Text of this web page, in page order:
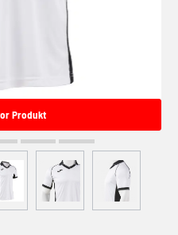
Produkt